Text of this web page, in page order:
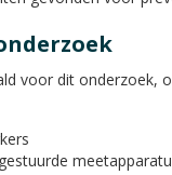
voor dit onderzoek,